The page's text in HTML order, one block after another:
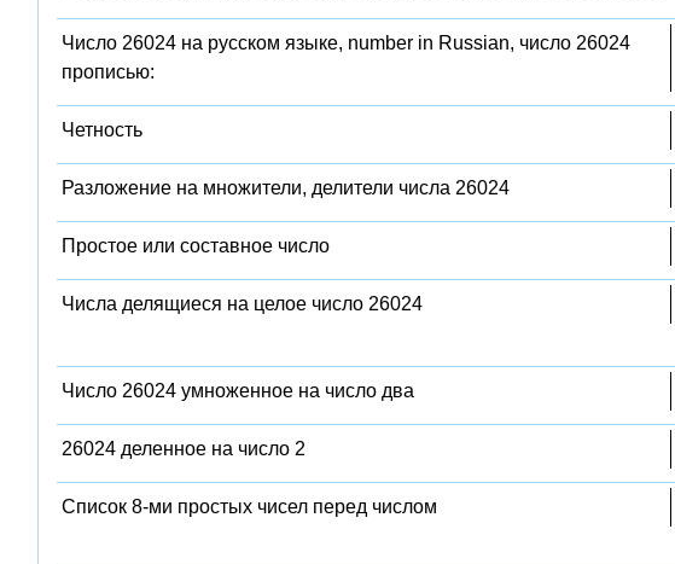
Число 26024 на русском языке, number in Russian, число 26024
прописью:
Четность
Разложение на множители, делители числа 26024
Простое или составное число
Числа делящиеся на целое число 26024
Число 26024 умноженное на число два
26024 деленное на число 2
Список 8-ми простых чисел перед числом